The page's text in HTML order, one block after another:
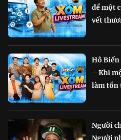
để một
vết
Hô Biến
– Khi
làm tổn
Người
Người